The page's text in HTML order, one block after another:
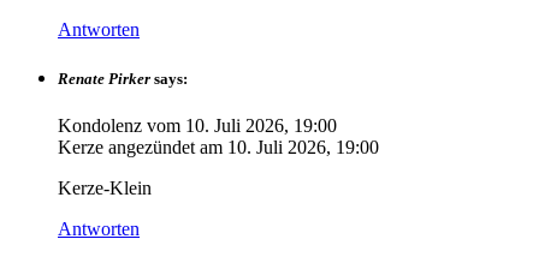
Antworten
Renate Pirker says:
Kondolenz vom 10. Juli 2026, 19:00
Kerze angezündet am 10. Juli 2026, 19:00
Kerze-Klein
Antworten